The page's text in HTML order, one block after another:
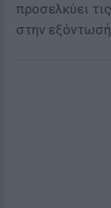
προσελκύει
στην